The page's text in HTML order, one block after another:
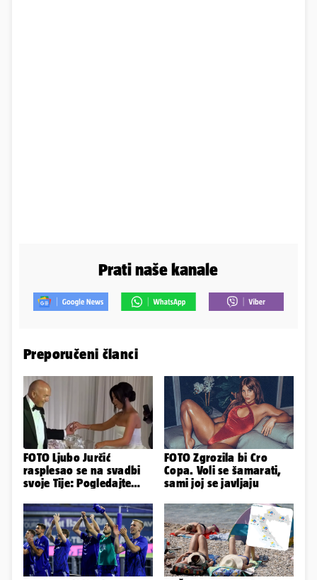
Prati naše kanale
Preporučeni članci
FOTO Ljubo Jurčić
rasplesao se na svadbi
svoje Tije: Pogledajte
vjenčanje...
FOTO Zgrozila bi Cro
Copa. Voli se šamarati,
sami joj se javljaju